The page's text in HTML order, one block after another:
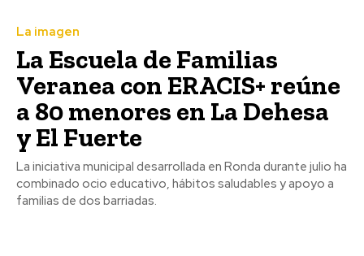
La imagen
La Escuela de Familias
Veranea con ERACIS+ reúne
a 80 menores en La Dehesa
y El Fuerte
La iniciativa municipal desarrollada en Ronda durante julio ha
combinado ocio educativo, hábitos saludables y apoyo a
familias de dos barriadas.